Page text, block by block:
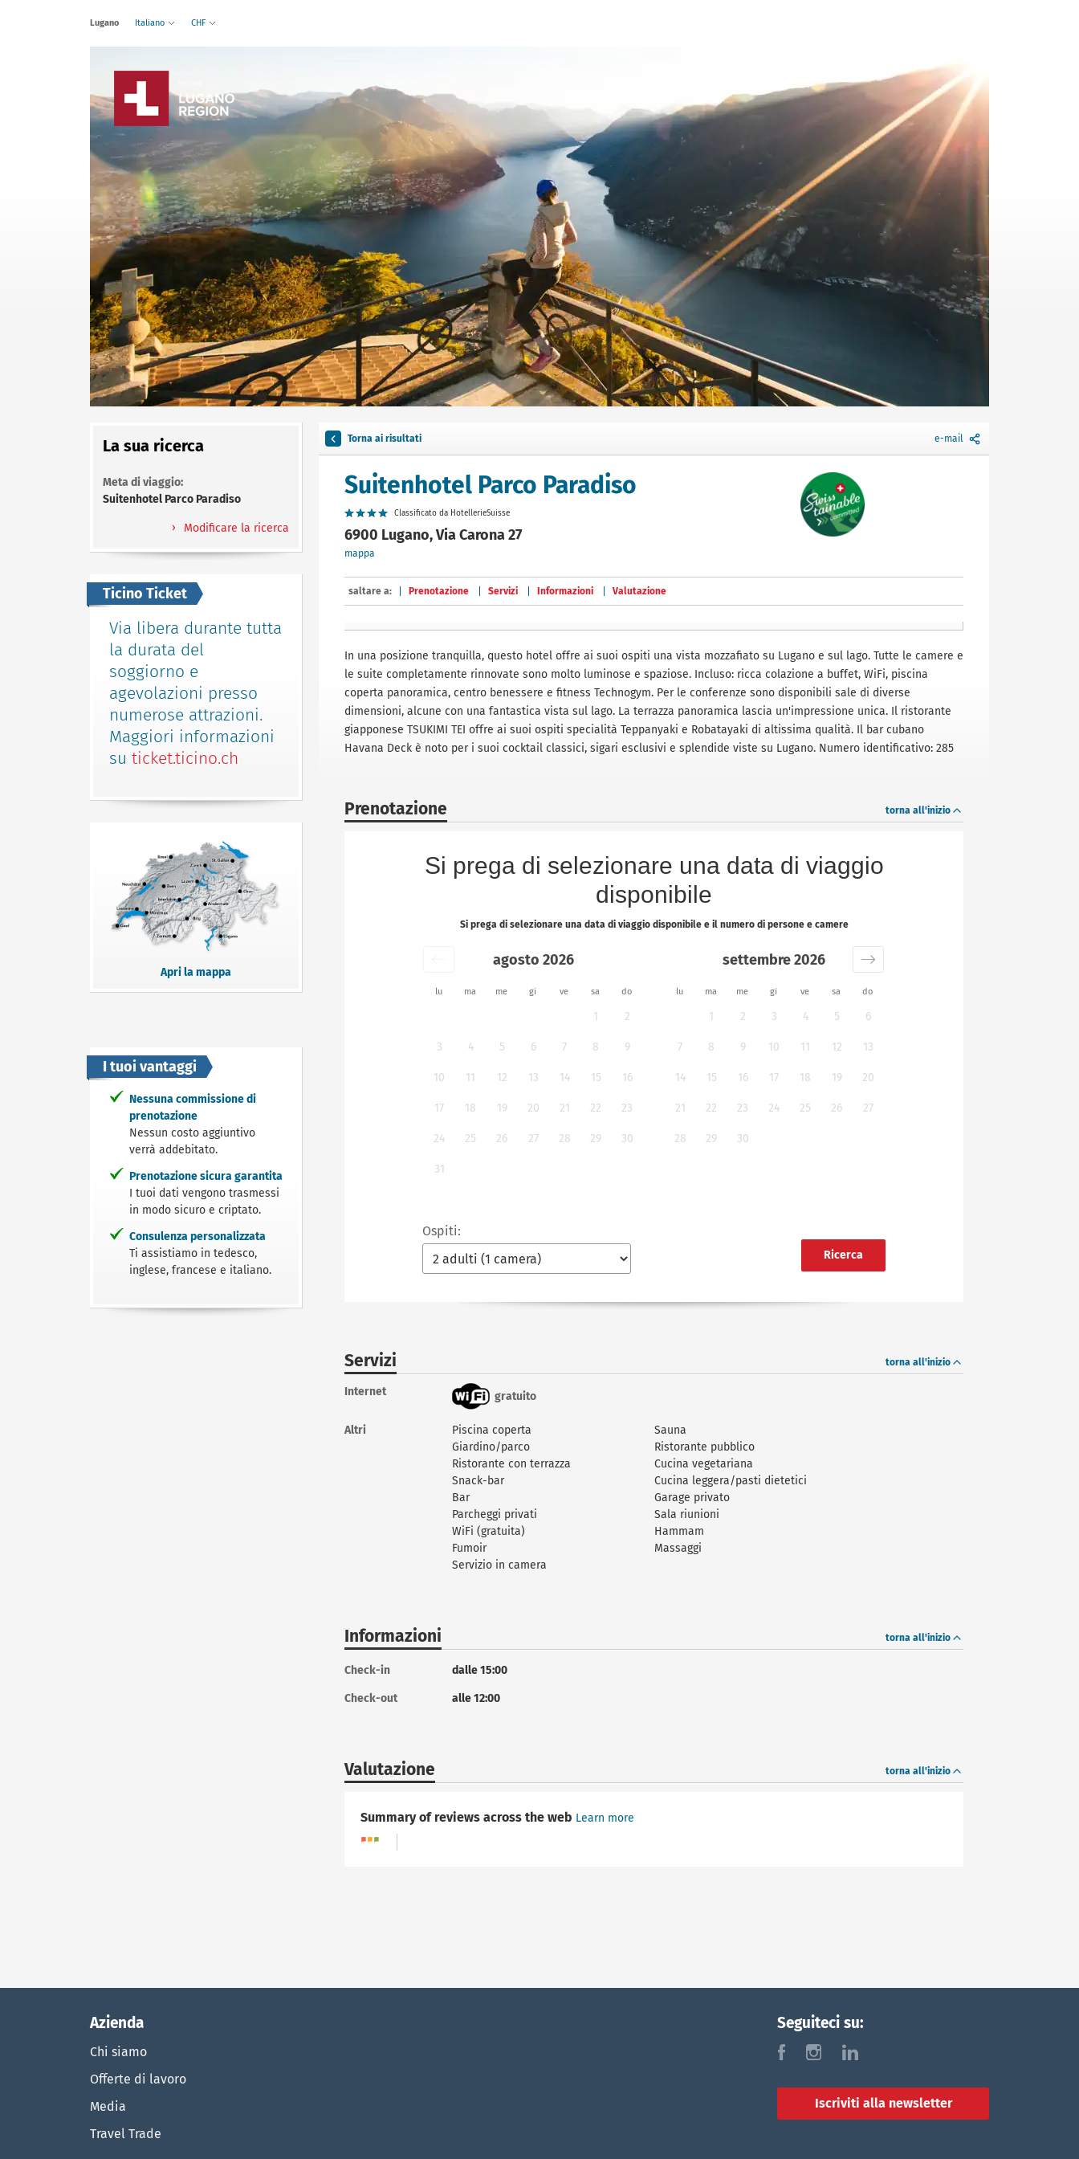
Lugano Italiano CHF
La sua ricerca
Meta di viaggio:
Suitenhotel Parco Paradiso
Modificare la ricerca
Ticino Ticket
Via libera durante tutta
la durata del
soggiorno e
agevolazioni presso
numerose attrazioni.
Maggiori informazioni
su ticket.ticino.ch
Apri la mappa
I tuoi vantaggi
Nessuna commissione di
prenotazione
Nessun costo aggiuntivo
verrà addebitato.
Prenotazione sicura garantita
I tuoi dati vengono trasmessi
in modo sicuro e criptato.
Consulenza personalizzata
Ti assistiamo in tedesco,
inglese, francese e italiano.
Torna ai risultati e-mail
Suitenhotel Parco Paradiso
Classificato da HotellerieSuisse
6900 Lugano, Via Carona 27
mappa
saltare a: Prenotazione Servizi Informazioni Valutazione
In una posizione tranquilla, questo hotel offre ai suoi ospiti una vista mozzafiato su Lugano e sul lago. Tutte le camere e
le suite completamente rinnovate sono molto luminose e spaziose. Incluso: ricca colazione a buffet, WiFi, piscina
coperta panoramica, centro benessere e fitness Technogym. Per le conferenze sono disponibili sale di diverse
dimensioni, alcune con una fantastica vista sul lago. La terrazza panoramica lascia un'impressione unica. Il ristorante
giapponese TSUKIMI TEI offre ai suoi ospiti specialità Teppanyaki e Robatayaki di altissima qualità. Il bar cubano
Havana Deck è noto per i suoi cocktail classici, sigari esclusivi e splendide viste su Lugano. Numero identificativo: 285
Prenotazione torna all'inizio
Si prega di selezionare una data di viaggio
disponibile
Si prega di selezionare una data di viaggio disponibile e il numero di persone e camere
lu ma me gi ve sa do lu ma me gi ve sa do
agosto 2026
1 2
3 4 5 6 7 8 9
10 11 12 13 14 15 16
17 18 19 20 21 22 23
24 25 26 27 28 29 30
31
settembre 2026
1 2 3 4 5 6
7 8 9 10 11 12 13
14 15 16 17 18 19 20
21 22 23 24 25 26 27
28 29 30
Ospiti:
Ricerca
Servizi torna all'inizio
Internet gratuito
Altri Piscina coperta
Sauna
Giardino/parco
Ristorante pubblico
Ristorante con terrazza
Cucina vegetariana
Snack-bar
Cucina leggera/pasti dietetici
Bar
Garage privato
Parcheggi privati
Sala riunioni
WiFi (gratuita)
Hammam
Fumoir
Massaggi
Servizio in camera
Informazioni torna all'inizio
Check-in dalle 15:00
Check-out alle 12:00
Valutazione torna all'inizio
Summary of reviews across the web Learn more
Azienda
Chi siamo
Offerte di lavoro
Media
Travel Trade
Seguiteci su:
f i l
Iscriviti alla newsletter